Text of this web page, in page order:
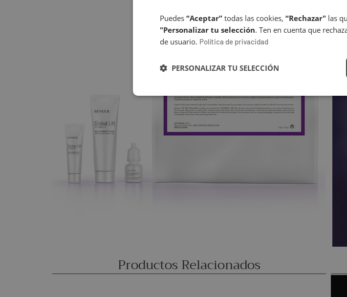
Productos Relacionados
Puedes “Aceptar” todas las cookies, “Rechazar" las
"Personalizar tu selección. Ten en cuenta que
de usuario. Política de privacidad
PERSONALIZAR TU SELECCIÓN